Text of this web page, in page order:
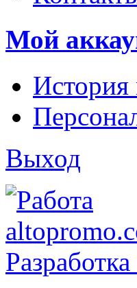
Мой
История
Выход